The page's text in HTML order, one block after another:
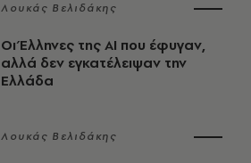
Λουκάς Βελιδάκης
Οι Έλληνες της ΑΙ που έφυγαν,
αλλά δεν εγκατέλειψαν την
Ελλάδα
Λουκάς Βελιδάκης